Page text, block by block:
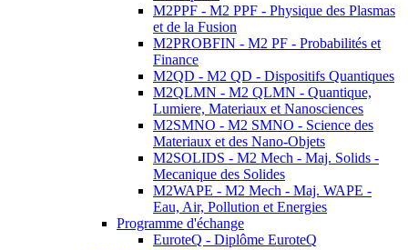
M2PPF - M2 PPF - Physique des Plasmas
et de la Fusion
M2PROBFIN - M2 PF - Probabilités et
Finance
M2QD - M2 QD - Dispositifs Quantiques
M2QLMN - M2 QLMN - Quantique,
Lumiere, Materiaux et Nanosciences
M2SMNO - M2 SMNO - Science des
Materiaux et des Nano-Objets
M2SOLIDS - M2 Mech - Maj. Solids -
Mecanique des Solides
M2WAPE - M2 Mech - Maj. WAPE -
Eau, Air, Pollution et Energies
Programme d'échange
EuroteQ - Diplôme EuroteQ